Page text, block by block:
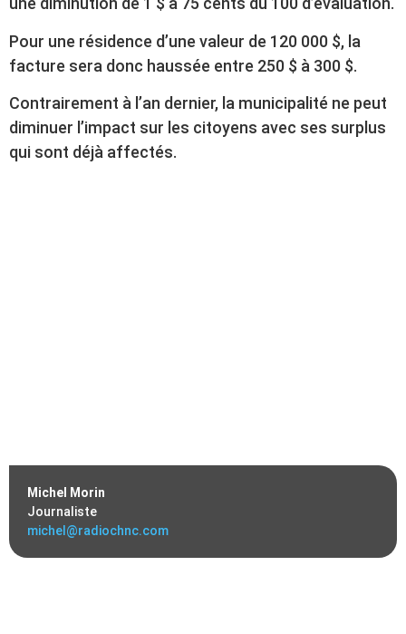
Michel Morin
Journaliste
michel@radiochnc.com
Pour une résidence d’une valeur de 120 000 $, la
facture sera donc haussée entre 250 $ à 300 $.
Contrairement à l’an dernier, la municipalité ne peut
diminuer l’impact sur les citoyens avec ses surplus
qui sont déjà affectés.